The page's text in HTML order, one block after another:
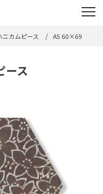
ニカムピース A5 60×69
ース